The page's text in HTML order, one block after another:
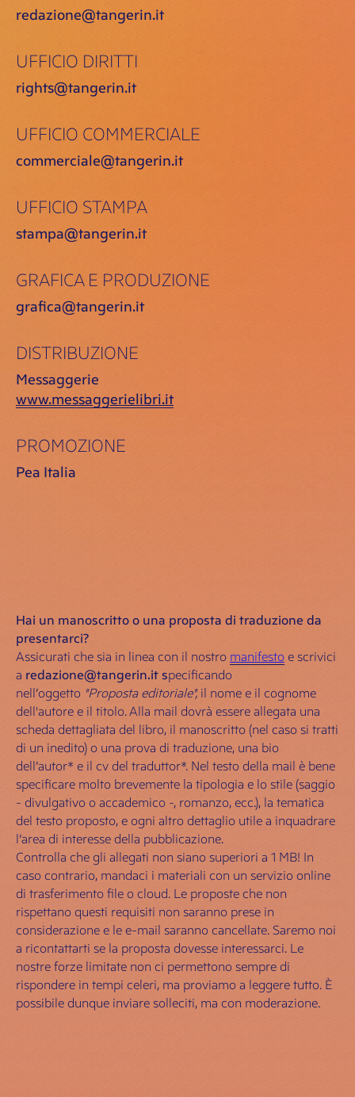
redazione@tangerin.it
UFFICIO DIRITTI
rights@tangerin.it
UFFICIO COMMERCIALE
commerciale@tangerin.it
UFFICIO STAMPA
stampa@tangerin.it
GRAFICA E PRODUZIONE
grafica@tangerin.it
DISTRIBUZIONE
Messaggerie
www.messaggerielibri.it
PROMOZIONE
Pea Italia
Hai un manoscritto o una proposta di traduzione da
presentarci?
Assicurati che sia in linea con il nostro manifesto e scrivici
a redazione@tangerin.itspecificando
nell’oggetto "Proposta editoriale",il nome e il cognome
dell'autore e il titolo. Alla mail dovrà essere allegata una
scheda dettagliata del libro, il manoscritto (nel caso si tratti
di un inedito) o una prova di traduzione, una bio
dell’autor* e il cv del traduttor*. Nel testo della mail è bene
specificare molto brevemente la tipologia e lo stile (saggio
- divulgativo o accademico -, romanzo, ecc.), la tematica
del testo proposto, e ogni altro dettaglio utile a inquadrare
l’area di interesse della pubblicazione.
Controlla che gli allegati non siano superiori a 1 MB! In
caso contrario, mandaci i materiali con un servizio online
di trasferimento file o cloud. Le proposte che non
rispettano questi requisiti non saranno prese in
considerazione e le e-mail saranno cancellate. Saremo noi
a ricontattarti se la proposta dovesse interessarci. Le
nostre forze limitate non ci permettono sempre di
rispondere in tempi celeri, ma proviamo a leggere tutto. È
possibile dunque inviare solleciti, ma con moderazione.